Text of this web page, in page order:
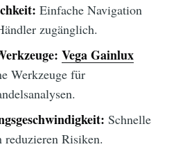
Einfache Navigation
zugänglich.
Vega Gainlux
Werkzeuge für
Schnelle
reduzieren Risiken.